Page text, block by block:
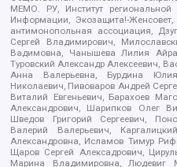
МЕМО. РУ, Институт региональной
Информации, Экозащита!-
антимонопольная ассоциация,
Сергей Владимирович,
Вадимовна, Чанышева Лилия
Туровский Александр Алексеевич,
Анна Валерьевна, Бурдина
Николаевич, Пивоваров Андрей
Виталий Евгеньевич, Барахоев
Александрович, Шарипков Олег
Шведов Григорий Сергеевич,
Валерий Валерьевич,
Александровна, Исламов Тимур
Щаров Сергей Алексадрович,
Марина Владимировна, Людевиг